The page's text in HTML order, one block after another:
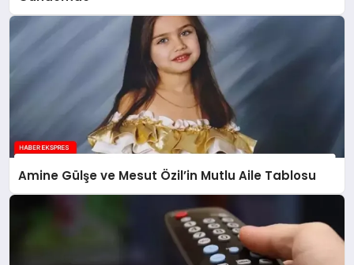
Amine Gülşe ve Mesut Özil’in Mutlu Aile Tablosu